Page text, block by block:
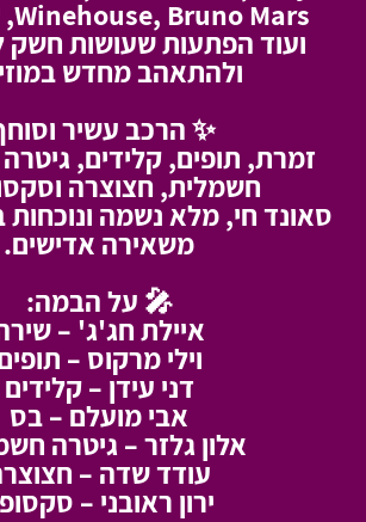
Winehouse, Bruno Mars, שלום חנוך
ועוד הפתעות שעושות חשק
ולהתאהב מחדש
✨ הרכב עשיר
זמרת, תופים, קלידים,
חשמלית, חצוצרה
סאונד חי, מלא נשמה
משאירה אדישים.
🎤 על הבמה:
איילת חג'ג' –
וילי מרקוס –
דני עידן – קלידים
אבי מועלם – בס
אלון גלזר – גיטרה
עודד שדה –
ירון ראובני –